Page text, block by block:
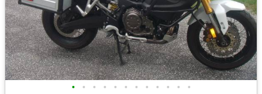
• • • • • • • • • • • •